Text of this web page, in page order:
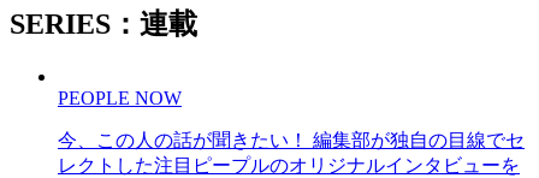
SERIES：連載
PEOPLE NOW
今、この人の話が聞きたい！ 編集部が独自の目線でセ
レクトした注目ピープルのオリジナルインタビューを